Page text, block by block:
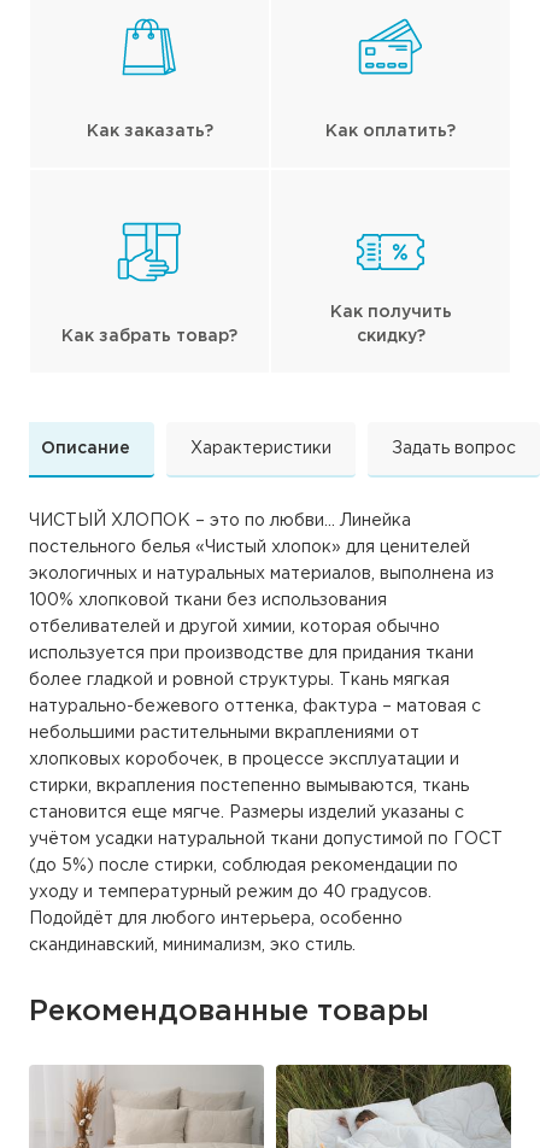
Как заказать? Как оплатить?
Как забрать товар?
Как получить
скидку?
Описание Характеристики Задать вопрос
ЧИСТЫЙ ХЛОПОК – это по любви... Линейка
постельного белья «Чистый хлопок» для ценителей
экологичных и натуральных материалов, выполнена из
100% хлопковой ткани без использования
отбеливателей и другой химии, которая обычно
используется при производстве для придания ткани
более гладкой и ровной структуры. Ткань мягкая
натурально-бежевого оттенка, фактура – матовая с
небольшими растительными вкраплениями от
хлопковых коробочек, в процессе эксплуатации и
стирки, вкрапления постепенно вымываются, ткань
становится еще мягче. Размеры изделий указаны с
учётом усадки натуральной ткани допустимой по ГОСТ
(до 5%) после стирки, соблюдая рекомендации по
уходу и температурный режим до 40 градусов.
Подойдёт для любого интерьера, особенно
скандинавский, минимализм, эко стиль.
Рекомендованные товары